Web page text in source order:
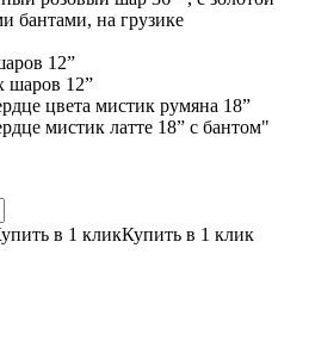
бантами, на грузике
12”
шаров 12”
цвета мистик румяна 18”
мистик латте 18” с бантом"
Купить в 1 клик